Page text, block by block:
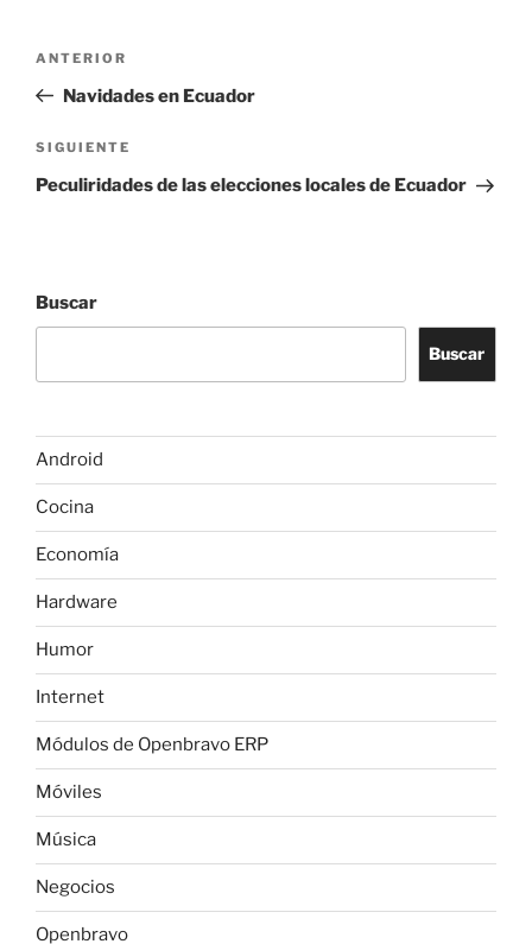
entradas
Entrada
anterior:
ANTERIOR
Navidades en Ecuador
Siguiente
entrada
SIGUIENTE
Peculiridades de las elecciones locales de Ecuador
Buscar
Buscar
Android
Cocina
Economía
Hardware
Humor
Internet
Módulos de Openbravo ERP
Móviles
Música
Negocios
Openbravo